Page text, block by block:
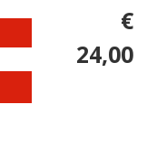
€
24,00